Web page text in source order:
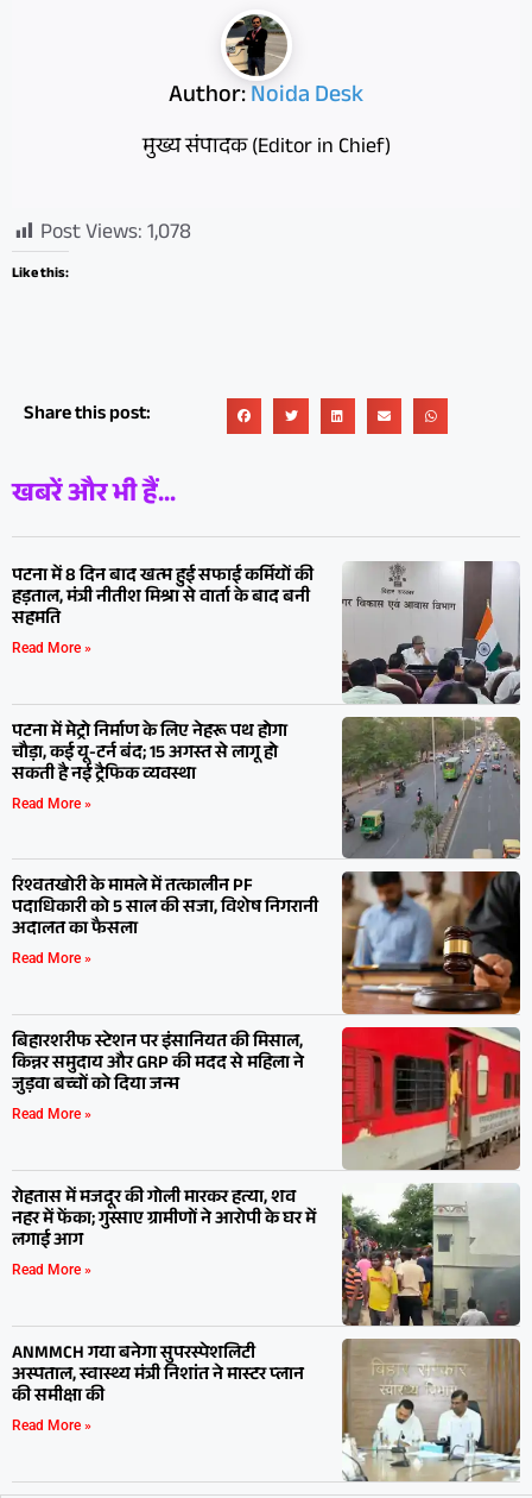
Author:Noida Desk
मुख्य संपादक (Editor in Chief)
Post Views:1,078
Like this:
Share this post:
खबरें और भी हैं...
पटना में 8 दिन बाद खत्म हुई सफाई कर्मियों की
हड़ताल, मंत्री नीतीश मिश्रा से वार्ता के बाद बनी
सहमति
Read More »
पटना में मेट्रो निर्माण के लिए नेहरू पथ होगा
चौड़ा, कई यू-टर्न बंद; 15 अगस्त से लागू हो
सकती है नई ट्रैफिक व्यवस्था
Read More »
रिश्वतखोरी के मामले में तत्कालीन PF
पदाधिकारी को 5 साल की सजा, विशेष निगरानी
अदालत का फैसला
Read More »
बिहारशरीफ स्टेशन पर इंसानियत की मिसाल,
किन्नर समुदाय और GRP की मदद से महिला ने
जुड़वा बच्चों को दिया जन्म
Read More »
रोहतास में मजदूर की गोली मारकर हत्या, शव
नहर में फेंका; गुस्साए ग्रामीणों ने आरोपी के घर में
लगाई आग
Read More »
ANMMCH गया बनेगा सुपरस्पेशलिटी
अस्पताल, स्वास्थ्य मंत्री निशांत ने मास्टर प्लान
की समीक्षा की
Read More »